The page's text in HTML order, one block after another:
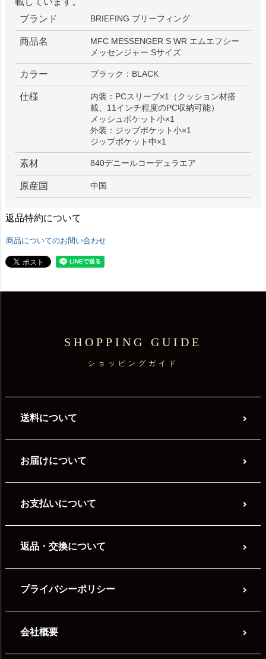
ブランド
BRIEFING ブリーフィング
商品名
MFC MESSENGER S WR エムエフシー
メッセンジャー Sサイズ
カラー ブラック：BLACK
仕様
内装：PCスリーブ×1（クッション材搭
載、11インチ程度のPC収納可能）
メッシュポケット小×1
外装：ジップポケット小×1
ジップポケット中×1
素材 840デニールコーデュラエア
原産国 中国
返品特約について
商品についてのお問い合わせ
SHOPPING GUIDE
ショッピングガイド
送料について
お届けについて
お支払いについて
返品・交換について
プライバシーポリシー
会社概要